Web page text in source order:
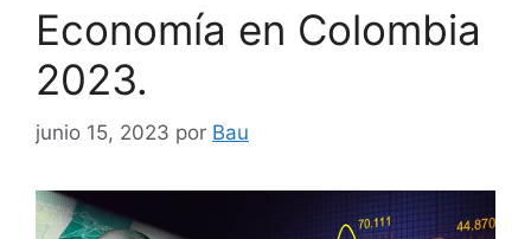
Economía en Colombia
2023.
junio 15, 2023 por Bau